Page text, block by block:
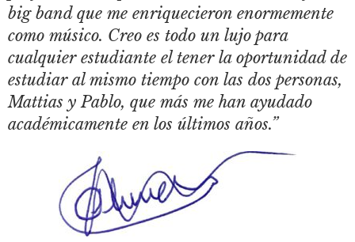
big band que me enriquecieron enormemente
como músico. Creo es todo un lujo para
cualquier estudiante el tener la oportunidad de
estudiar al mismo tiempo con las dos personas,
Mattias y Pablo, que más me han ayudado
académicamente en los últimos años.”